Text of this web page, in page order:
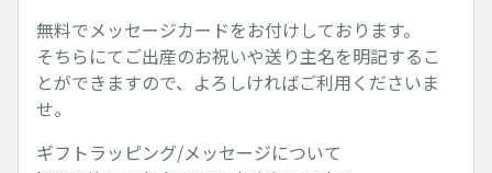
無料でメッセージカードをお付けしております。
そちらにてご出産のお祝いや送り主名を明記するこ
とができますので、よろしければご利用くださいま
せ。
ギフトラッピング/メッセージについて